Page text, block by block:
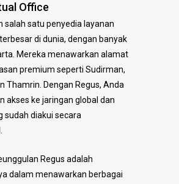
Office
salah satu penyedia layanan
di dunia, dengan banyak
Mereka menawarkan alamat
premium seperti Sudirman,
Thamrin. Dengan Regus, Anda
akses ke jaringan global dan
sudah diakui secara
Regus adalah
dalam menawarkan berbagai